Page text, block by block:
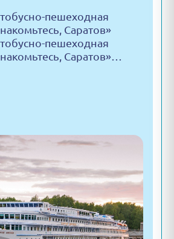
пешеходная
Саратов»
пешеходная
Саратов»…